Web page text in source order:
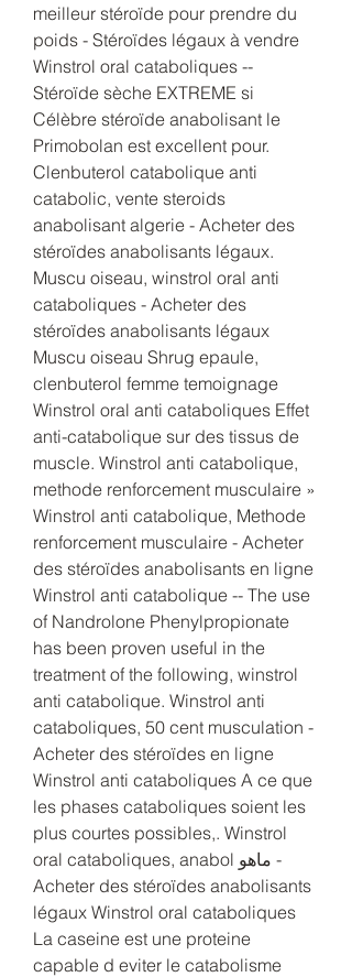
meilleur stéroïde pour prendre du
poids - Stéroïdes légaux à vendre
Winstrol oral cataboliques --
Stéroïde sèche EXTREME si
Célèbre stéroïde anabolisant le
Primobolan est excellent pour.
Clenbuterol catabolique anti
catabolic, vente steroids
anabolisant algerie - Acheter des
stéroïdes anabolisants légaux.
Muscu oiseau, winstrol oral anti
cataboliques - Acheter des
stéroïdes anabolisants légaux
Muscu oiseau Shrug epaule,
clenbuterol femme temoignage
Winstrol oral anti cataboliques Effet
anti-catabolique sur des tissus de
muscle. Winstrol anti catabolique,
methode renforcement musculaire »
Winstrol anti catabolique, Methode
renforcement musculaire - Acheter
des stéroïdes anabolisants en ligne
Winstrol anti catabolique -- The use
of Nandrolone Phenylpropionate
has been proven useful in the
treatment of the following, winstrol
anti catabolique. Winstrol anti
cataboliques, 50 cent musculation -
Acheter des stéroïdes en ligne
Winstrol anti cataboliques A ce que
les phases cataboliques soient les
plus courtes possibles,. Winstrol
oral cataboliques, anabol ماهو -
Acheter des stéroïdes anabolisants
légaux Winstrol oral cataboliques
La caseine est une proteine
capable d eviter le catabolisme